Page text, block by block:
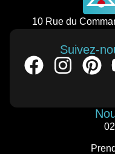
10 Rue du
Suivez-